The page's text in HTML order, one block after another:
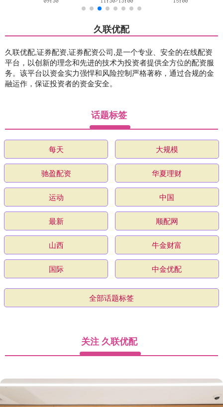
久联优配
久联优配,证券配资,证券配资公司,是一个专业、安全的在线配资
平台，以创新的理念和先进的技术为投资者提供全方位的配资服
务。该平台以资金实力强悍和风险控制严格著称，通过合规的金
融运作，保证投资者的资金安全。
话题标签
每天 大规模
驰盈配资 华夏理财
运动 中国
最新 顺配网
山西 牛金财富
国际 中金优配
全部话题标签
关注 久联优配